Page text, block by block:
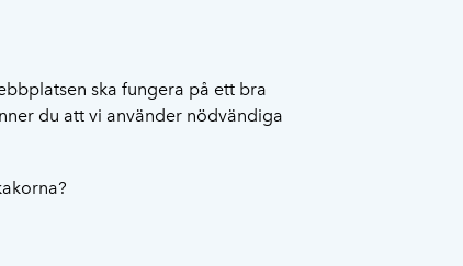
ska fungera på ett bra
du att vi använder nödvändiga